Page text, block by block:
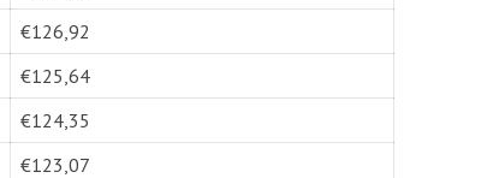
€126,92
€125,64
€124,35
€123,07